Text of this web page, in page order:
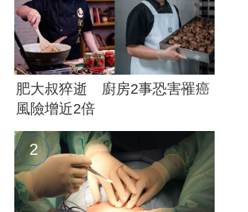
肥大叔猝逝 廚房2事恐害罹癌
風險增近2倍